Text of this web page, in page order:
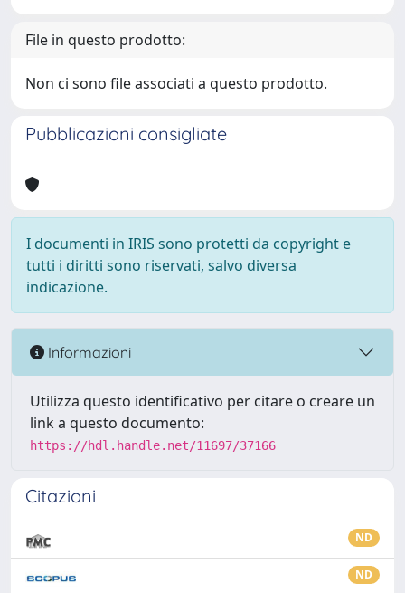
File in questo prodotto:
Non ci sono file associati a questo prodotto.
Pubblicazioni consigliate
I documenti in IRIS sono protetti da copyright e
tutti i diritti sono riservati, salvo diversa
indicazione.
Informazioni
Utilizza questo identificativo per citare o creare un
link a questo documento:
https://hdl.handle.net/11697/37166
Citazioni
ND
ND